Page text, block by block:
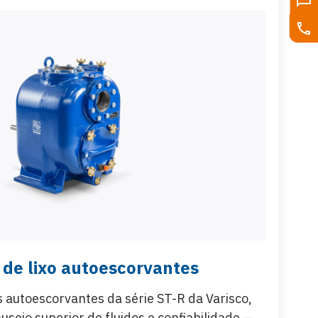
lixo autoescorvantes
da série ST-R da Varisco,